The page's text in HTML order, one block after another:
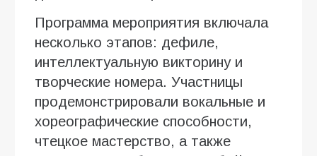
Программа мероприятия включала
несколько этапов: дефиле,
интеллектуальную викторину и
творческие номера. Участницы
продемонстрировали вокальные и
хореографические способности,
чтецкое мастерство, а также